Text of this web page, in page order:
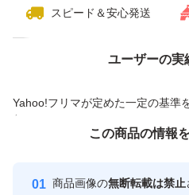
スピード＆安心発送
ユーザーの実
Yahoo!フリマが定めた一定の基準
付与しています
安心取引出品者
価格の相談
この商品の情報
商品画像の無断転載は禁止
この商品をみている人にオス